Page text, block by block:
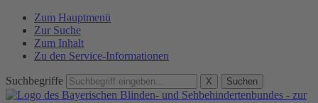
Zum Hauptmenü
Zur Suche
Zum Inhalt
Zu den Service-Informationen
Suchbegriffe X Suchen